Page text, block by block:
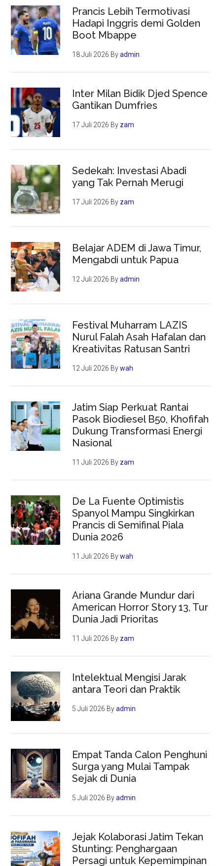
Meksiko
Prancis Lebih Termotivasi
Hadapi Inggris demi Golden
Boot Mbappe
18 Juli 2026 Byadmin
Inter Milan Bidik Djed Spence
Gantikan Dumfries
17 Juli 2026 By zam
Sedekah: Investasi Abadi
yang Tak Pernah Merugi
17 Juli 2026 By zam
Belajar ADEM di Jawa Timur,
Mengabdi untuk Papua
12 Juli 2026 Byadmin
Festival Muharram LAZIS
Nurul Falah Asah Hafalan dan
Kreativitas Ratusan Santri
12 Juli 2026 Bywah
Jatim Siap Perkuat Rantai
Pasok Biodiesel B50, Khofifah
Dukung Transformasi Energi
Nasional
11 Juli 2026 By zam
De La Fuente Optimistis
Spanyol Mampu Singkirkan
Prancis di Semifinal Piala
Dunia 2026
11 Juli 2026 Bywah
Ariana Grande Mundur dari
American Horror Story 13, Tur
Dunia Jadi Prioritas
11 Juli 2026 By zam
Intelektual Mengisi Jarak
antara Teori dan Praktik
5 Juli 2026 Byadmin
Empat Tanda Calon Penghuni
Surga yang Mulai Tampak
Sejak di Dunia
5 Juli 2026 Byadmin
Jejak Kolaborasi Jatim Tekan
Stunting: Penghargaan
Persagi untuk Kepemimpinan